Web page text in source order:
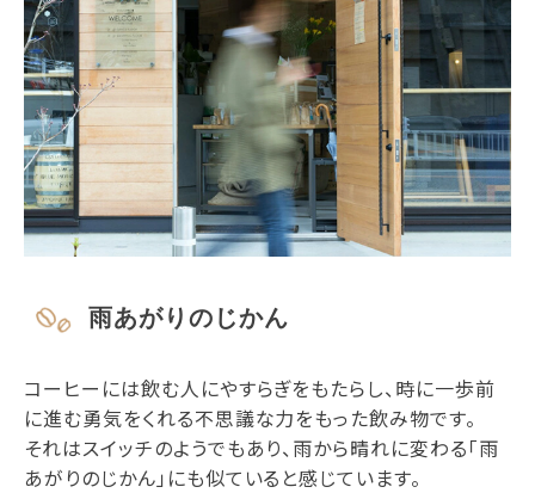
雨あがりのじかん
コーヒーには飲む人にやすらぎをもたらし、時に一歩前
に進む勇気をくれる不思議な力をもった飲み物です。
それはスイッチのようでもあり、雨から晴れに変わる「雨
あがりのじかん」にも似ていると感じています。